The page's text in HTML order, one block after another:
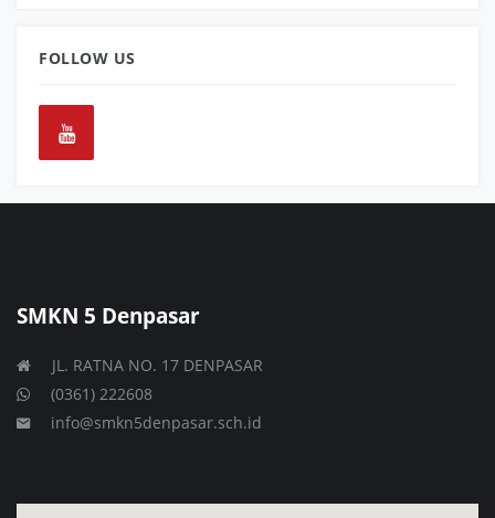
FOLLOW US
SMKN 5 Denpasar
JL. RATNA NO. 17 DENPASAR
(0361) 222608
info@smkn5denpasar.sch.id